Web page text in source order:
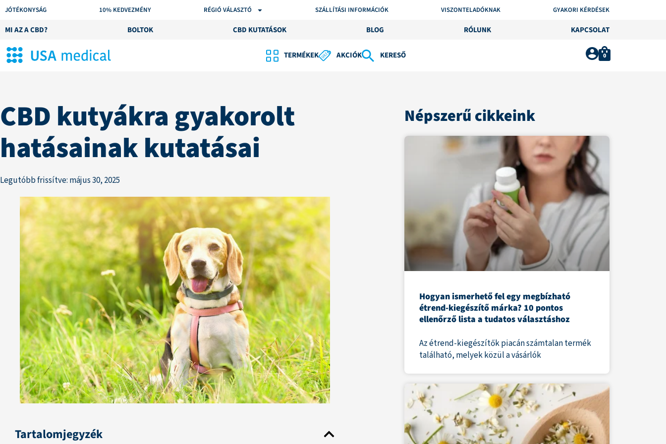
JÓTÉKONYSÁG 10% KEDVEZMÉNY RÉGIÓ VÁLASZTÓ SZÁLLÍTÁSI INFORMÁCIÓK VISZONTELADÓKNAK GYAKORI KÉRDÉSEK
MI AZ A CBD? BOLTOK CBD KUTATÁSOK BLOG RÓLUNK KAPCSOLAT
TERMÉKEK AKCIÓK KERESŐ 0
CBD kutyákra gyakorolt
hatásainak kutatásai
Legutóbb frissítve: május 30, 2025
Tartalomjegyzék
Népszerű cikkeink
Hogyan ismerhető fel egy megbízható
étrend-kiegészítő márka? 10 pontos
ellenőrző lista a tudatos választáshoz
Az étrend-kiegészítők piacán számtalan termék
található, melyek közül a vásárlók